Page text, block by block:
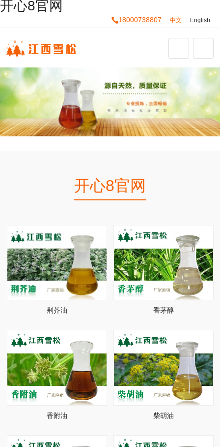
开心8官网
18000738807 中文 English
开心8官网
荆芥油 香茅醇
香附油 柴胡油